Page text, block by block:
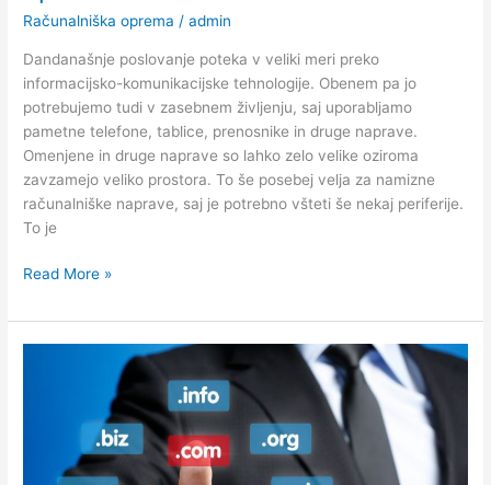
Računalniška oprema /admin
Dandanašnje poslovanje poteka v veliki meri preko
informacijsko-komunikacijske tehnologije. Obenem pa jo
potrebujemo tudi v zasebnem življenju, saj uporabljamo
pametne telefone, tablice, prenosnike in druge naprave.
Omenjene in druge naprave so lahko zelo velike oziroma
zavzamejo veliko prostora. To še posebej velja za namizne
računalniške naprave, saj je potrebno všteti še nekaj periferije.
To je
Zakaj
all-
in-
Read More »